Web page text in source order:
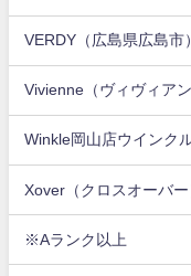
VERDY（広島県広島市
Vivienne（ヴィヴィア
Winkle岡山店ウインク
Xover（クロスオーバー
※Aランク以上